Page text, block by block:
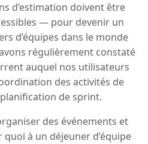
d’estimation doivent être
— pour devenir un
d’équipes dans le monde
régulièrement constaté
auquel nos utilisateurs
des activités de
de sprint.
des événements et
à un déjeuner d’équipe